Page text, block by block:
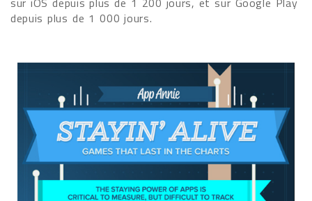
depuis plus de 1 000 jours.